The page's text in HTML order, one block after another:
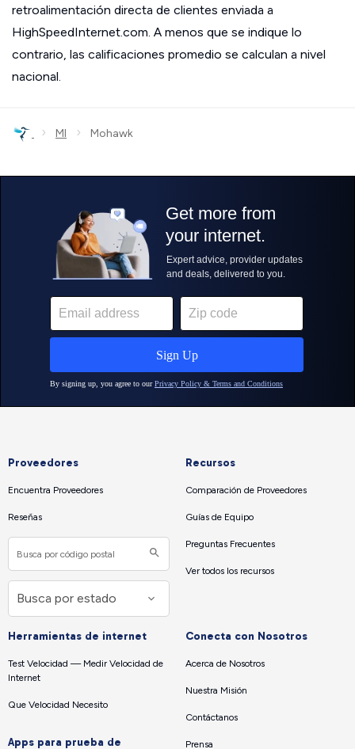
retroalimentación directa de clientes enviada a
HighSpeedInternet.com. A menos que se indique lo
contrario, las calificaciones promedio se calculan a nivel
nacional.
› MI › Mohawk
Proveedores
Encuentra Proveedores
Reseñas
Recursos
Comparación de Proveedores
Guías de Equipo
Preguntas Frecuentes
Ver todos los recursos
Herramientas de internet
Test Velocidad — Medir Velocidad de
Internet
Que Velocidad Necesito
Apps para prueba de
Conecta con Nosotros
Acerca de Nosotros
Nuestra Misión
Contáctanos
Prensa